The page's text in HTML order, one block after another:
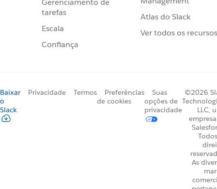
Gerenciamento de
tarefas
Escala
Confiança
Atlas do Slack
Ver todos os recursos
Baixar
o
Slack
Privacidade Termos
Preferências
de cookies
Suas
opções de
privacidade
©2026
LLC,
As